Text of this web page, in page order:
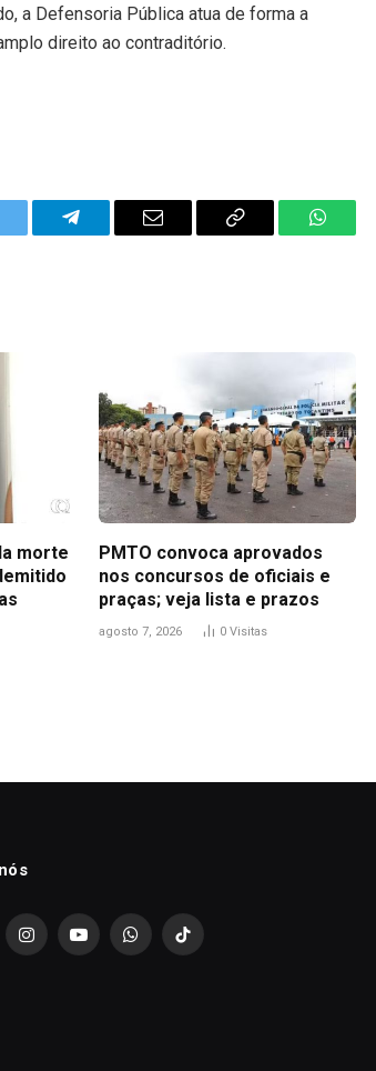
a Defensoria Pública atua de forma a
direito ao contraditório.
Telegram Email
Copy
morte
PMTO convoca aprovados
nos concursos de oficiais e
praças; veja lista e prazos
agosto 7, 2026 0 Visitas
InstagramYouTubeWhatsAppTikTok